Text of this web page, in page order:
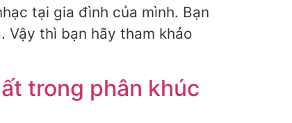
tại gia đình của mình. Bạn
Vậy thì bạn hãy tham khảo
trong phân khúc